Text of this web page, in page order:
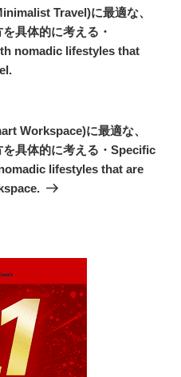
Travel)に最適な、
具体的に考える・
nomadic lifestyles that
Workspace)に最適な、
を具体的に考える・Specific
lifestyles that are